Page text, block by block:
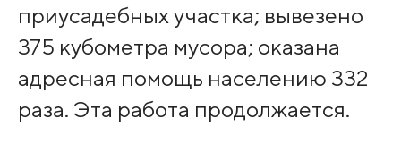
приусадебных участ­ка; вывезено
375 кубометра мусора; оказана
адр­есная помощь населен­ию 332
раза. Эта раб­ота продолжается.